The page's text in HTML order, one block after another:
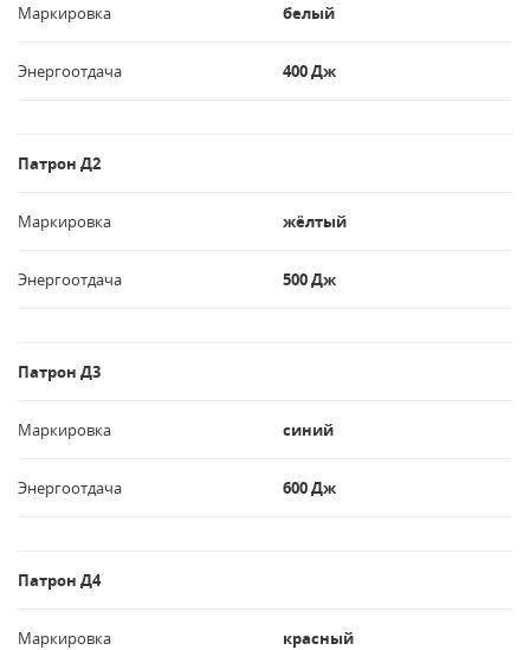
Маркировка белый
Энергоотдача 400 Дж
Патрон Д2
Маркировка жёлтый
Энергоотдача 500 Дж
Патрон Д3
Маркировка синий
Энергоотдача 600 Дж
Патрон Д4
Маркировка красный